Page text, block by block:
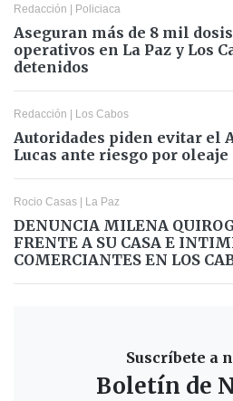
Redacción | Policiaca
Aseguran más de 8 mil
operativos en La Paz y Los
detenidos
Redacción | Los Cabos
Autoridades piden evitar el
Lucas ante riesgo por oleaje
Rocio Casas | La Paz
DENUNCIA MILENA
FRENTE A SU CASA E
COMERCIANTES EN LOS
Suscríbete a
Boletín de